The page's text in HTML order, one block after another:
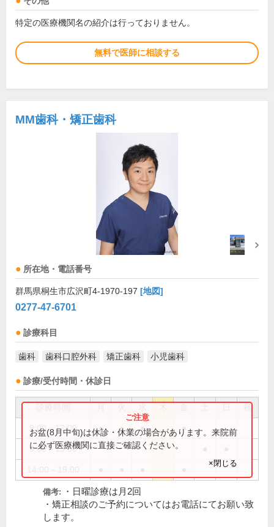
特定の医療機関名の紹介は行っておりません。
無料で医師に相談する
MM歯科・矯正歯科
所在地・電話番号
群馬県桐生市広沢町4-1970-197 [地図]
0277-47-6701
診療科目
歯科 歯科口腔外科 矯正歯科 小児歯科
診療/受付時間・休診日
祝
9:00～12:00 ● ● ● ●
9:00～13:00
お盆(8月中旬)は休診・休業の場合があります。来院前
に必ず医療機関に直接ご確認ください。
×閉じる
備考:
・日曜診療は月2回
・矯正相談のご予約についてはお電話にてお願い致
します。